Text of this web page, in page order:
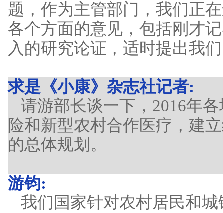
题，作为主管部门，我们正
各个方面的意见，包括刚才
入的研究论证，适时提出我
求是《小康》杂志社记者:
请游部长谈一下，2016年
险和新型农村合作医疗，建
的总体规划。
游钧:
我们国家针对农村居民和